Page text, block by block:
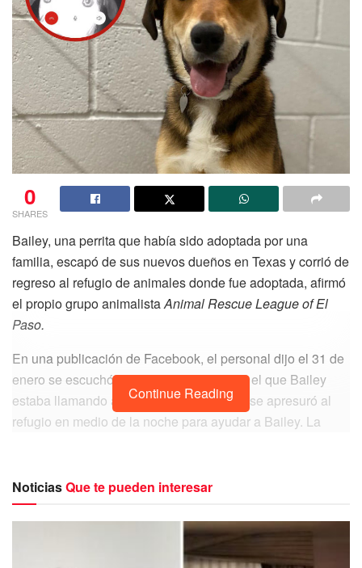
0
SHARES
Bailey, una perrita que había sido adoptada por una
familia, escapó de sus nuevos dueños en Texas y corrió de
regreso al refugio de animales donde fue adoptada, afirmó
el propio grupo animalistaAnimal Rescue League of El
Paso.
En una publicación de Facebook, el personal dijo el 31 de
enero se escuchó el timbre de refugio, en el que Bailey
estaba llamando a su puerta. El personal se apresuró al
refugio en medio de la noche para ayudar a Bailey. La
“Bailey regresó por sus propios medios a
diciendo que quería entrar”, dijo el refugio.
“Ella vivió en el refugio durante mucho
Continue Reading
NoticiasQue te pueden interesar